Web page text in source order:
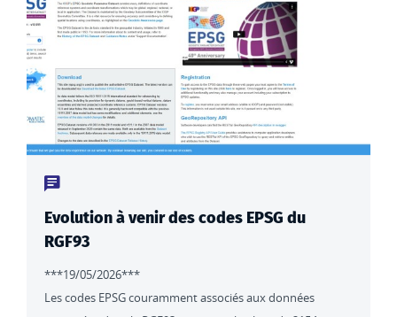
Type de contenu : actualités
Evolution à venir des codes EPSG du
RGF93
***19/05/2026***
Les codes EPSG couramment associés aux données